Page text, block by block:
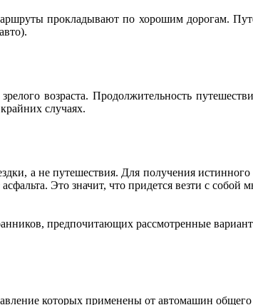
прокладывают по хорошим дорогам.
возраста. Продолжительность
случаях.
а не путешествия. Для получения
Это значит, что придется везти с собой
предпочитающих рассмотренные
которых применены от автомашин общего